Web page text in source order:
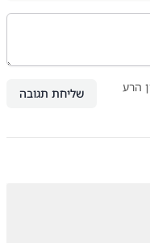
הרע
שליחת תגובה